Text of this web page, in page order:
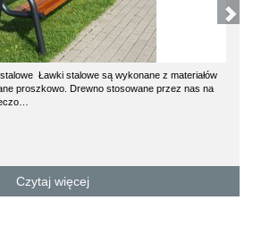
Ławki stalowe są wykonane z materiałów
proszkowo. Drewno stosowane przez nas na
Czytaj więcej